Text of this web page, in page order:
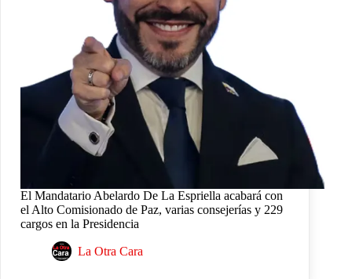
El Mandatario Abelardo De La Espriella acabará con
el Alto Comisionado de Paz, varias consejerías y 229
cargos en la Presidencia
La Otra Cara